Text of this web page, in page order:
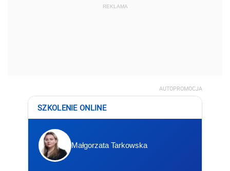
REKLAMA
AUTOPROMOCJA
SZKOLENIE ONLINE
Małgorzata Tarkowska